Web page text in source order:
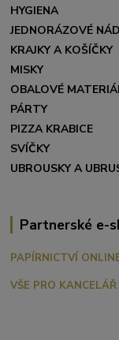
HYGIENA
JEDNORÁZOVÉ
KRAJKY A KOŠÍČKY
MISKY
OBALOVÉ
PÁRTY
PIZZA KRABICE
SVÍČKY
UBROUSKY A
Partnerské e-
PAPÍRNICTVÍ
VŠE PRO KANCELÁŘ